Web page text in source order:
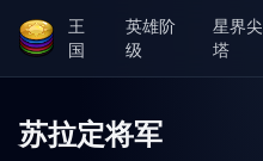
王
国
英雄阶
级
星界尖
塔
苏拉定将军